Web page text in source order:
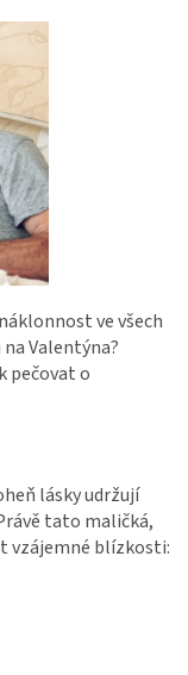
ve všech
Valentýna?
pečovat o
lásky udržují
tato maličká,
vzájemné blízkosti: